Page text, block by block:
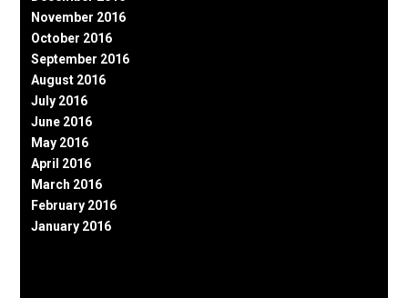
November 2016
October 2016
September 2016
August 2016
July 2016
June 2016
May 2016
April 2016
March 2016
February 2016
January 2016